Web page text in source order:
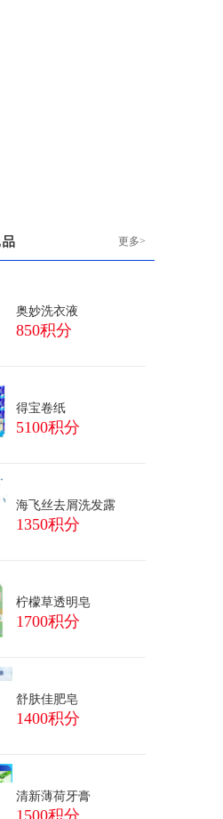
更多>
奥妙洗衣液
850积分
得宝卷纸
5100积分
海飞丝去屑洗发露
1350积分
柠檬草透明皂
1700积分
舒肤佳肥皂
1400积分
清新薄荷牙膏
1500积分